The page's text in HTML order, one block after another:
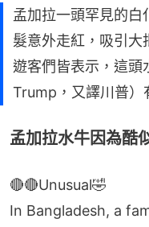
孟加拉一頭罕見的白
髮意外走紅，吸引大
遊客們皆表示，這
Trump，又譯川普）
孟加拉水牛因為酷
🔴🔴Unusual🤣
In Bangladesh, a